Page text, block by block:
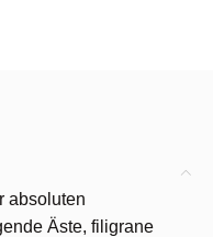
absoluten
Äste, filigrane